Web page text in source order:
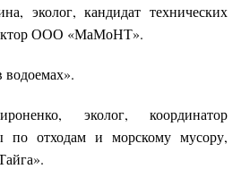
эколог, кандидат технических
ООО «МаМоНТ».
эколог, координатор
по отходам и морскому мусору,